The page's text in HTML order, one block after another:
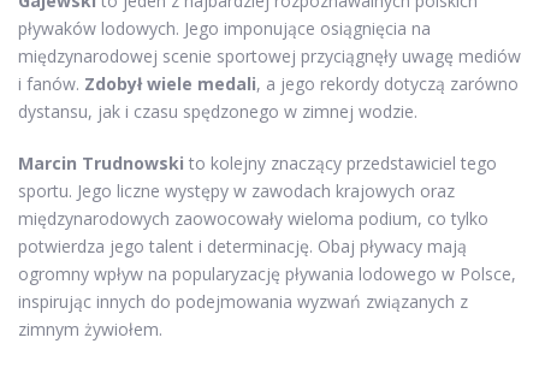
pływaków lodowych. Jego imponujące osiągnięcia na
międzynarodowej scenie sportowej przyciągnęły uwagę mediów
i fanów. Zdobył wiele medali, a jego rekordy dotyczą zarówno
dystansu, jak i czasu spędzonego w zimnej wodzie.
Marcin Trudnowski to kolejny znaczący przedstawiciel tego
sportu. Jego liczne występy w zawodach krajowych oraz
międzynarodowych zaowocowały wieloma podium, co tylko
potwierdza jego talent i determinację. Obaj pływacy mają
ogromny wpływ na popularyzację pływania lodowego w Polsce,
inspirując innych do podejmowania wyzwań związanych z
zimnym żywiołem.